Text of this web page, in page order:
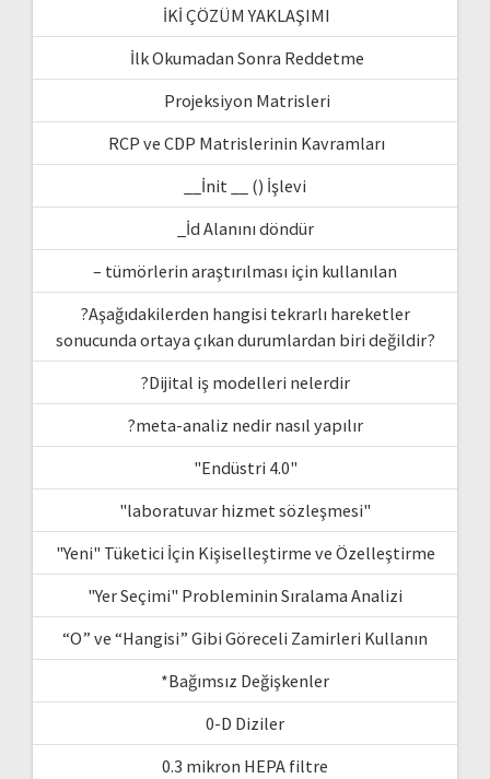
İKİ ÇÖZÜM YAKLAŞIMI
İlk Okumadan Sonra Reddetme
Projeksiyon Matrisleri
RCP ve CDP Matrislerinin Kavramları
__İnit __ () İşlevi
_İd Alanını döndür
– tümörlerin araştırılması için kullanılan
?Aşağıdakilerden hangisi tekrarlı hareketler
sonucunda ortaya çıkan durumlardan biri değildir?
?Dijital iş modelleri nelerdir
?meta-analiz nedir nasıl yapılır
"Endüstri 4.0"
"laboratuvar hizmet sözleşmesi"
"Yeni" Tüketici İçin Kişiselleştirme ve Özelleştirme
"Yer Seçimi" Probleminin Sıralama Analizi
“O” ve “Hangisi” Gibi Göreceli Zamirleri Kullanın
*Bağımsız Değişkenler
0-D Diziler
0.3 mikron HEPA filtre